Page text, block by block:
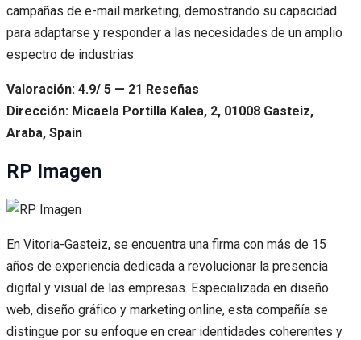
campañas de e-mail marketing, demostrando su capacidad
para adaptarse y responder a las necesidades de un amplio
espectro de industrias.
Valoración: 4.9/ 5 — 21 Reseñas
Dirección: Micaela Portilla Kalea, 2, 01008 Gasteiz,
Araba, Spain
RP Imagen
En Vitoria-Gasteiz, se encuentra una firma con más de 15
años de experiencia dedicada a revolucionar la presencia
digital y visual de las empresas. Especializada en diseño
web, diseño gráfico y marketing online, esta compañía se
distingue por su enfoque en crear identidades coherentes y